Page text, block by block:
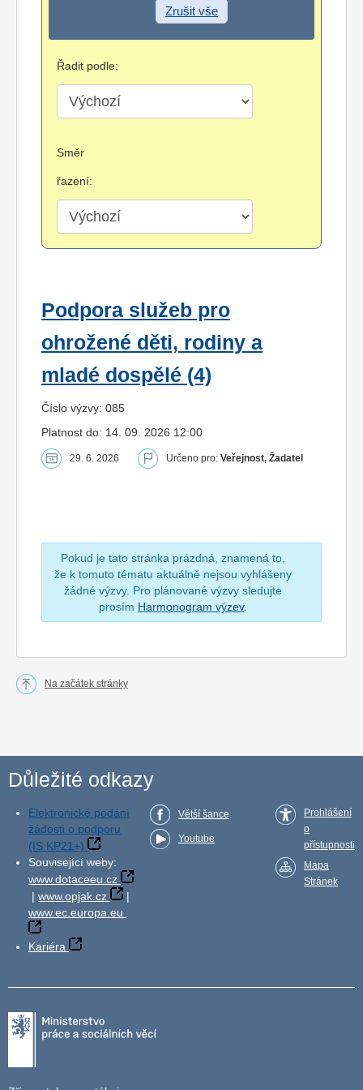
Zrušit vše
Řadit podle:
Směr
řazení:
Podpora služeb pro
ohrožené děti, rodiny a
mladé dospělé (4)
Číslo výzvy: 085
Platnost do: 14. 09. 2026 12:00
29. 6. 2026 Určeno pro: Veřejnost, Žadatel
Pokud je tato stránka prázdná, znamená to,
že k tomuto tématu aktuálně nejsou vyhlášeny
žádné výzvy. Pro plánované výzvy sledujte
prosím Harmonogram výzev.
Na začátek stránky
Důležité odkazy
Elektronické podání
žádosti o podporu
(IS KP21+)
Související weby:
www.dotaceeu.cz
| www.opjak.cz
|
www.ec.europa.eu
Kariéra
Větší šance
Youtube
Prohlášení
o
přístupnosti
Mapa
Stránek